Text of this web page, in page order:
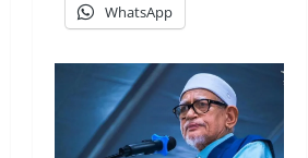
WhatsApp